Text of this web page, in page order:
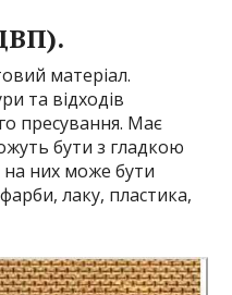
матеріал.
та відходів
пресування. Має
бути з гладкою
них може бути
лаку, пластика,